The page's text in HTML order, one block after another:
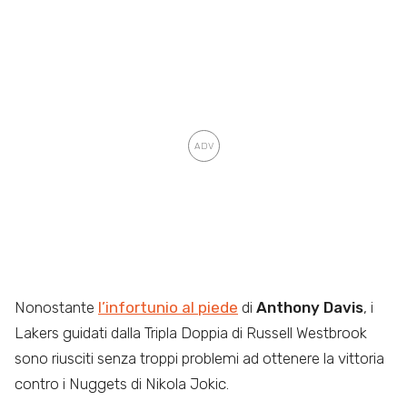
Nonostante l’infortunio al piede di Anthony Davis, i
Lakers guidati dalla Tripla Doppia di Russell Westbrook
sono riusciti senza troppi problemi ad ottenere la vittoria
contro i Nuggets di Nikola Jokic.